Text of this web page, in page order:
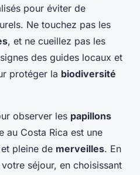
pour éviter de
Ne touchez pas les
, et ne cueillez pas les
des guides locaux et
protéger la biodiversité
observer les papillons
au Costa Rica est une
pleine de merveilles. En
séjour, en choisissant